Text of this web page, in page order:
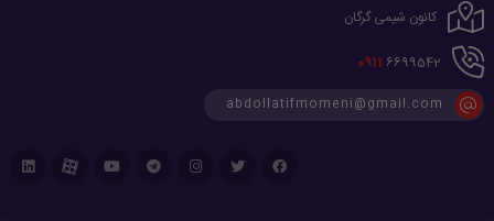
کانون شیمی گرگان
0911 6699542
abdollatifmomeni@gmail.com